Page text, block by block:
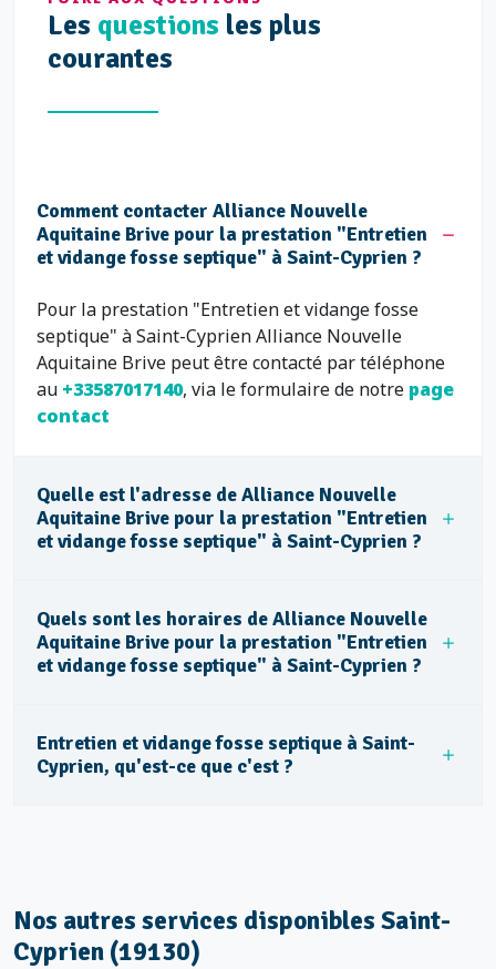
Les questions les plus
courantes
Comment contacter Alliance Nouvelle
Aquitaine Brive pour la prestation "Entretien
et vidange fosse septique" à Saint-Cyprien ?
Pour la prestation "Entretien et vidange fosse
septique" à Saint-Cyprien Alliance Nouvelle
Aquitaine Brive peut être contacté par téléphone
au +33587017140, via le formulaire de notre page
contact
Quelle est l'adresse de Alliance Nouvelle
Aquitaine Brive pour la prestation "Entretien
et vidange fosse septique" à Saint-Cyprien ?
Quels sont les horaires de Alliance Nouvelle
Aquitaine Brive pour la prestation "Entretien
et vidange fosse septique" à Saint-Cyprien ?
Entretien et vidange fosse septique à Saint-
Cyprien, qu'est-ce que c'est ?
Nos autres services disponibles Saint-
Cyprien (19130)